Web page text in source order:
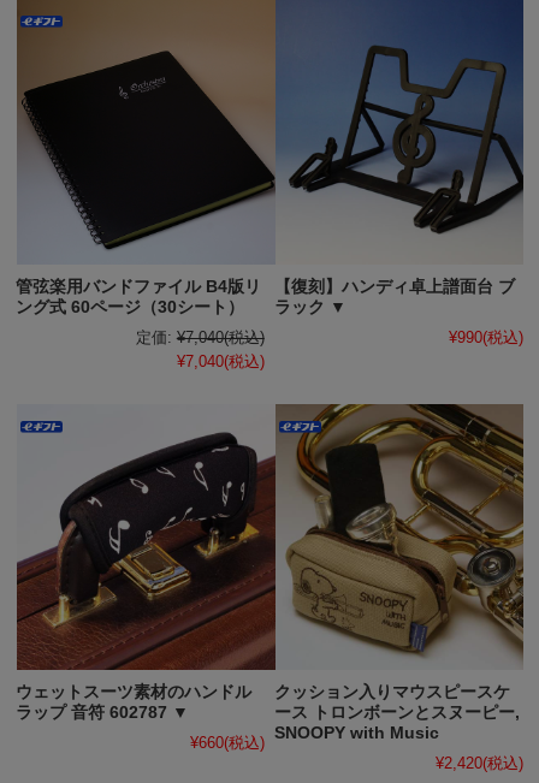
管弦楽用バンドファイル B4版リ
ング式 60ページ（30シート）
定価: ¥7,040(税込)
¥7,040(税込)
【復刻】ハンディ卓上譜面台 ブ
ラック ▼
¥990(税込)
ウェットスーツ素材のハンドル
ラップ 音符 602787 ▼
¥660(税込)
クッション入りマウスピースケ
ース トロンボーンとスヌーピー,
SNOOPY with Music
¥2,420(税込)